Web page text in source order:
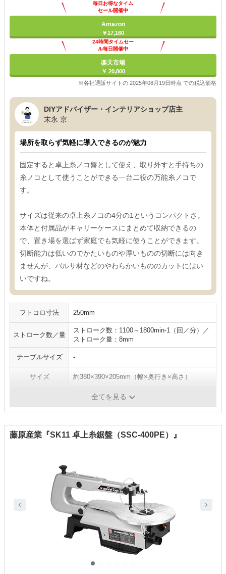
毎日お得なタイム
セール開催中
Amazon
￥17,160
24時間タイムセー
ル毎日開催中
楽天市場
￥ 20,800
※各社通販サイトの 2025年08月19日時点 での税込価格
DIYアドバイザー・インテリアショップ店主
末永 京
場所を取らず気軽に導入できるのが魅力
固定すると卓上糸ノコ盤として使え、取り外すと手持ちの
糸ノコとして使うことができる一台二役の万能糸ノコで
す。
サイズは従来の卓上糸ノコの4分の1というコンパクトさ。
本体と付属品がキャリーケースにまとめて収納できるの
で、置き場を選ばず家庭でも気軽に使うことができます。
切断能力は低いのでかたいものや厚いものの切断には向き
ませんが、バルサ材などのやわらかいもののカットにはい
いですね。
フトコロ寸法 250mm
ストローク数／量
ストローク数：1100～1800min-1（回／分）／
ストローク量：8mm
テーブルサイズ -
サイズ 約380×390×205mm（幅×奥行き×高さ）
全てを見る
藤原産業『SK11 卓上糸鋸盤（SSC-400PE）』